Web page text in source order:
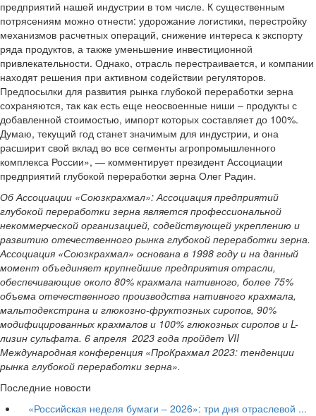
предприятий нашей индустрии в том числе. К существенным
потрясениям можно отнести: удорожание логистики, перестройку
механизмов расчетных операций, снижение интереса к экспорту
ряда продуктов, а также уменьшение инвестиционной
привлекательности. Однако, отрасль перестраивается, и компании
находят решения при активном содействии регуляторов.
Предпосылки для развития рынка глубокой переработки зерна
сохраняются, так как есть еще неосвоенные ниши – продукты с
добавленной стоимостью, импорт которых составляет до 100%.
Думаю, текущий год станет значимым для индустрии, и она
расширит свой вклад во все сегменты агропромышленного
комплекса России», — комментирует президент Ассоциации
предприятий глубокой переработки зерна Олег Радин.
Об Ассоциации «Союзкрахмал»: Ассоциация предприятий
глубокой переработки зерна является профессиональной
некоммерческой организацией, содействующей укреплению и
развитию отечественного рынка глубокой переработки зерна.
Ассоциация «Союзкрахмал» основана в 1998 году и на данный
момент объединяет крупнейшие предприятия отрасли,
обеспечивающие около 80% крахмала нативного, более 75%
объема отечественного производства нативного крахмала,
мальтодекстрина и глюкозно-фруктозных сиропов, 90%
модифицированных крахмалов и 100% глюкозных сиропов и L-
лизин сульфата. 6 апреля 2023 года пройдет VII
Международная конференция «ПроКрахмал 2023: тенденции
рынка глубокой переработки зерна».
Последние новости
«Российская неделя бумаги – 2026»: три дня отраслевой ...